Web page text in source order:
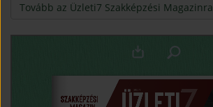
Tovább az Üzleti7 Szakképzési Magazinra